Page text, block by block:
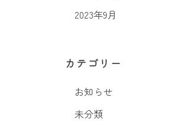
2023年9月
カテゴリー
お知らせ
未分類